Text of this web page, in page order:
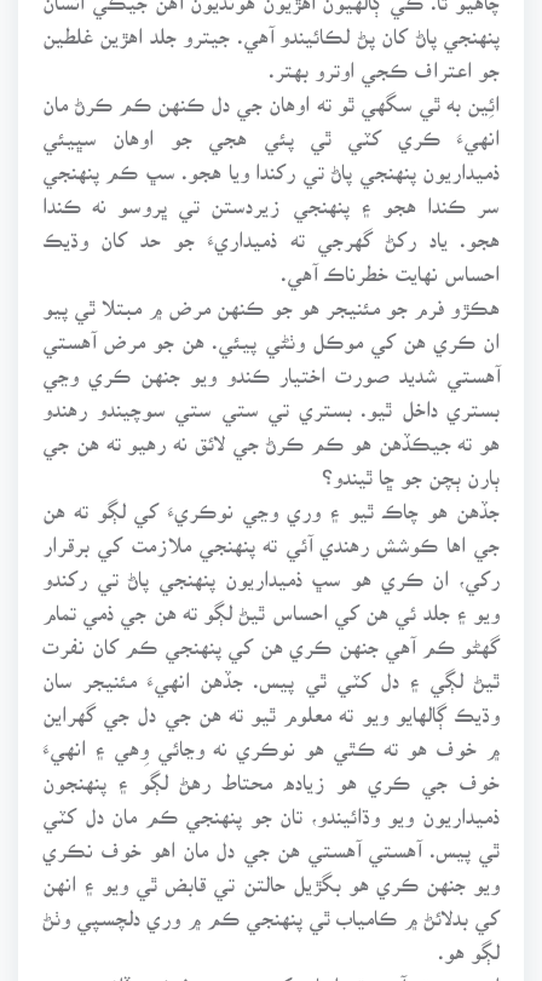
پنهنجي پاڻ کان پڻ لڪائيندو آهي. جيترو جلد اهڙين غلطين
جو اعتراف ڪجي اوترو بهتر.
ائِين به ٿي سگهي ٿو ته اوهان جي دل ڪنهن ڪم ڪرڻ مان
انهيءَ ڪري کٽي ٿي پئي هجي جو اوهان سڀيئي
ذميداريون پنهنجي پاڻ تي رکندا ويا هجو. سڀ ڪم پنهنجي
سر ڪندا هجو ۽ پنهنجي زيردستن تي ڀروسو نه ڪندا
هجو. ياد رکڻ گهرجي ته ذميداريءَ جو حد کان وڌيڪ
احساس نهايت خطرناڪ آهي.
هڪڙو فرم جو مئنيجر هو جو ڪنهن مرض ۾ مبتلا ٿي پيو
ان ڪري هن کي موڪل وٺڻي پيئي. هن جو مرض آهستي
آهستي شديد صورت اختيار ڪندو ويو جنهن ڪري وڃي
بستري داخل ٿيو. بستري تي ستي ستي سوچيندو رهندو
هو ته جيڪڏهن هو ڪم ڪرڻ جي لائق نه رهيو ته هن جي
ٻارن ٻچن جو ڇا ٿيندو؟
جڏهن هو چاڪ ٿيو ۽ وري وڃي نوڪريءَ کي لڳو ته هن
جي اها ڪوشش رهندي آئي ته پنهنجي ملازمت کي برقرار
رکي، ان ڪري هو سڀ ذميداريون پنهنجي پاڻ تي رکندو
ويو ۽ جلد ئي هن کي احساس ٿيڻ لڳو ته هن جي ذمي تمام
گهڻو ڪم آهي جنهن ڪري هن کي پنهنجي ڪم کان نفرت
ٿيڻ لڳي ۽ دل کٽي ٿي پيس. جڏهن انهيءَ مئنيجر سان
وڌيڪ ڳالهايو ويو ته معلوم ٿيو ته هن جي دل جي گهراين
۾ خوف هو ته ڪٿي هو نوڪري نه وڃائي وِهي ۽ انهيءَ
خوف جي ڪري هو زياده محتاط رهڻ لڳو ۽ پنهنجون
ذميداريون ويو وڌائيندو، تان جو پنهنجي ڪم مان دل کٽي
ٿي پيس. آهستي آهستي هن جي دل مان اهو خوف نڪري
ويو جنهن ڪري هو بگڙيل حالتن تي قابض ٿي ويو ۽ انهن
کي بدلائڻ ۾ ڪامياب ٿي پنهنجي ڪم ۾ وري دلچسپي وٺڻ
لڳو هو.
اهو درست آهي ته اسان کي پنهنجن فرضن ڏانهن پورو